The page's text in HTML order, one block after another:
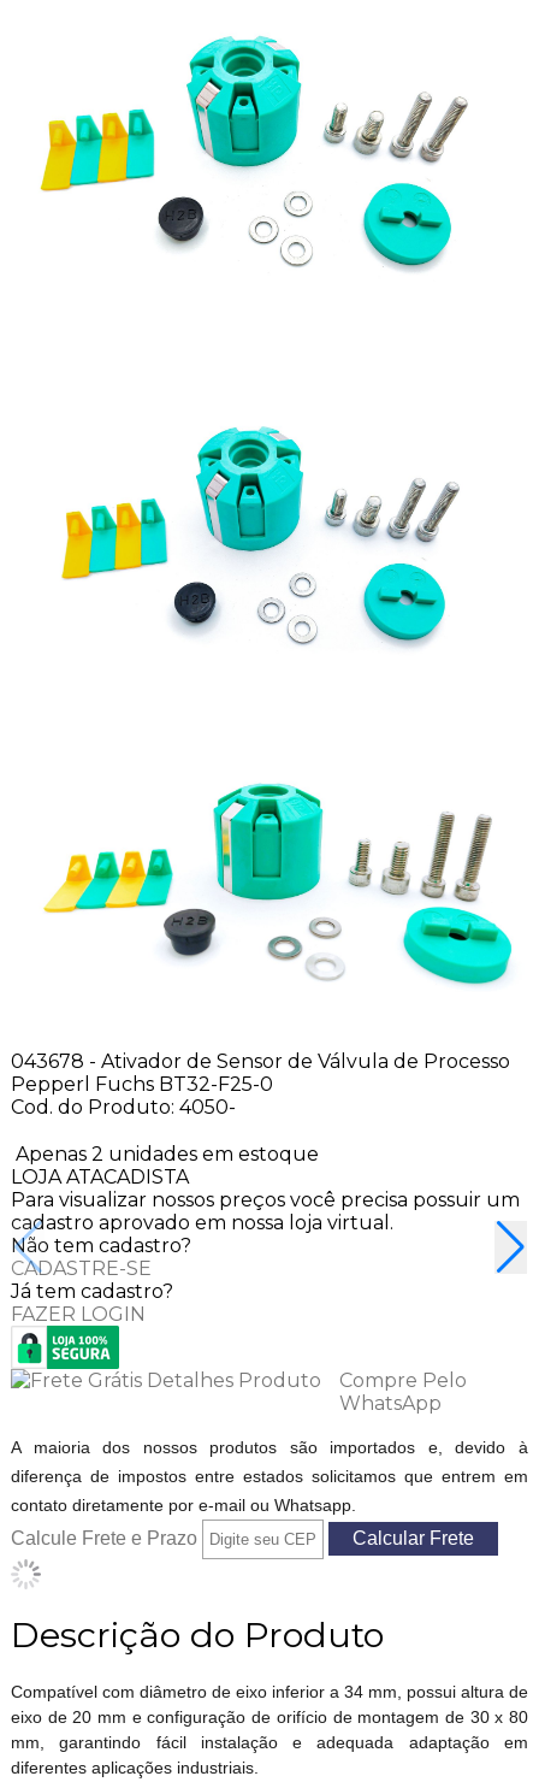
043678 - Ativador de Sensor de Válvula de Processo
Pepperl Fuchs BT32-F25-0
Cod. do Produto: 4050-
Apenas 2 unidades em estoque
LOJA ATACADISTA
Para visualizar nossos preços você precisa possuir um
cadastro aprovado em nossa loja virtual.
Não tem cadastro?
CADASTRE-SE
Já tem cadastro?
FAZER LOGIN
Compre Pelo
WhatsApp
A maioria dos nossos produtos são importados e, devido à
diferença de impostos entre estados solicitamos que entrem em
contato diretamente por e-mail ou Whatsapp.
Calcule Frete e Prazo
Descrição do Produto
Compatível com diâmetro de eixo inferior a 34 mm, possui altura de
eixo de 20 mm e configuração de orifício de montagem de 30 x 80
mm, garantindo fácil instalação e adequada adaptação em
diferentes aplicações industriais.